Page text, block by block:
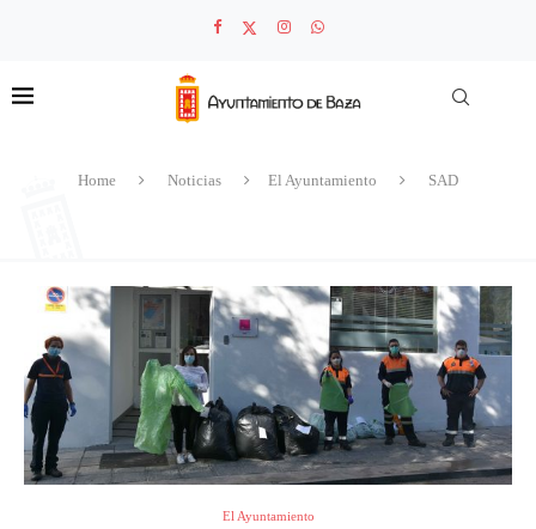
Home Noticias El Ayuntamiento SAD
El Ayuntamiento